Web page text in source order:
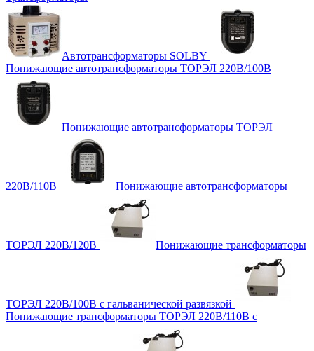
Автотрансформаторы SOLBY
Понижающие автотрансформаторы ТОРЭЛ 220В/100В
Понижающие автотрансформаторы ТОРЭЛ
220В/110В Понижающие автотрансформаторы
ТОРЭЛ 220В/120В Понижающие трансформаторы
ТОРЭЛ 220В/100В с гальванической развязкой
Понижающие трансформаторы ТОРЭЛ 220В/110В с